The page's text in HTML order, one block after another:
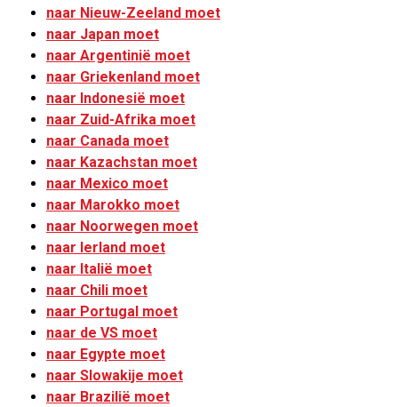
naar Nieuw-Zeeland moet
naar Japan moet
naar Argentinië moet
naar Griekenland moet
naar Indonesië moet
naar Zuid-Afrika moet
naar Canada moet
naar Kazachstan moet
naar Mexico moet
naar Marokko moet
naar Noorwegen moet
naar Ierland moet
naar Italië moet
naar Chili moet
naar Portugal moet
naar de VS moet
naar Egypte moet
naar Slowakije moet
naar Brazilië moet